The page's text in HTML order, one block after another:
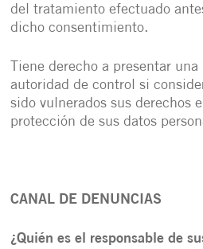
del tratamiento efectuado
dicho consentimiento.
Tiene derecho a presentar
autoridad de control si
sido vulnerados sus derechos
protección de sus datos
CANAL DE DENUNCIAS
¿Quién es el responsable de